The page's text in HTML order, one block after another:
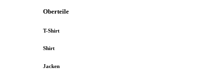
Oberteile
T-Shirt
Shirt
Jacken